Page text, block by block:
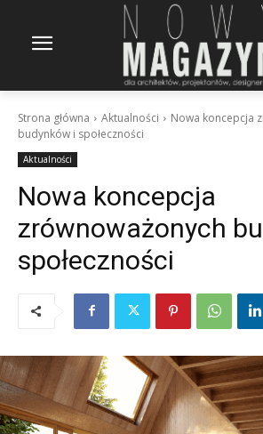
Strona główna Aktualności
Nowa koncepcja
budynków i społeczności
Aktualności
Nowa koncepcja
zrównoważonych
społeczności